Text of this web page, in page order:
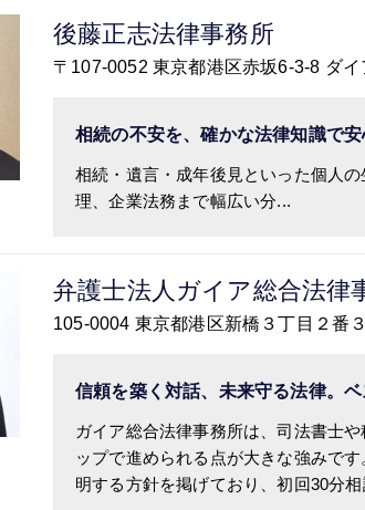
後藤正志法律事務所
〒107-0052 東京都港区赤坂6-3-8 ダ
相続の不安を、確かな法律知識で
相続・遺言・成年後見といった個人
理、企業法務まで幅広い分...
弁護士法人ガイア総合法律
105-0004 東京都港区新橋３丁目２番
信頼を築く対話、未来守る法律。
ガイア総合法律事務所は、司法書士
ップで進められる点が大きな強みで
明する方針を掲げており、初回30分相